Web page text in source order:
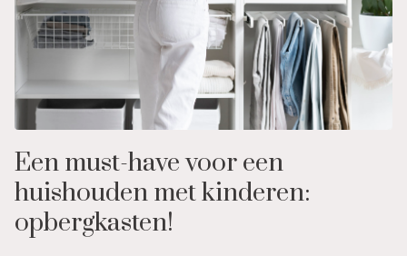
Een must-have voor een
huishouden met kinderen:
opbergkasten!